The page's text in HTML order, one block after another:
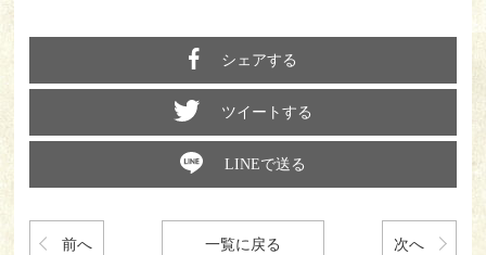
シェアする
ツイートする
LINEで送る
前へ 一覧に戻る 次へ